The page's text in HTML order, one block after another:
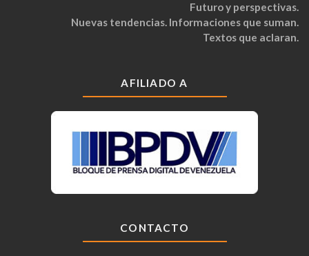
Futuro y perspectivas.
Nuevas tendencias. Informaciones que suman.
Textos que aclaran.
AFILIADO A
CONTACTO